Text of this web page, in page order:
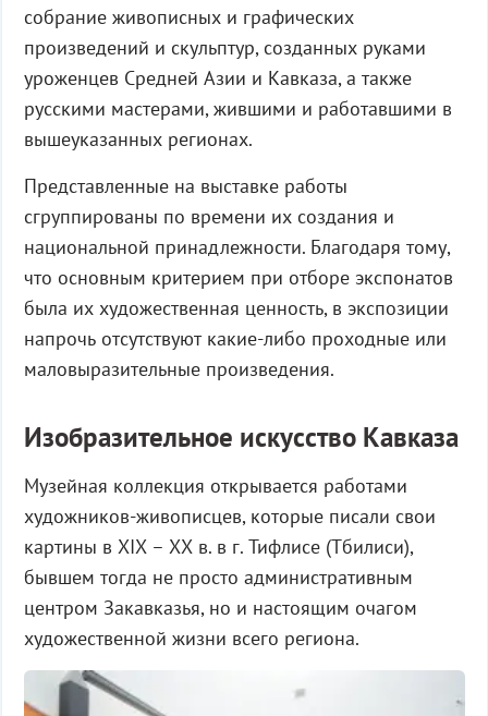
собрание живописных и графических
произведений и скульптур, созданных руками
уроженцев Средней Азии и Кавказа, а также
русскими мастерами, жившими и работавшими в
вышеуказанных регионах.
Представленные на выставке работы
сгруппированы по времени их создания и
национальной принадлежности. Благодаря тому,
что основным критерием при отборе экспонатов
была их художественная ценность, в экспозиции
напрочь отсутствуют какие-либо проходные или
маловыразительные произведения.
Изобразительное искусство Кавказа
Музейная коллекция открывается работами
художников-живописцев, которые писали свои
картины в ХIХ – ХХ в. в г. Тифлисе (Тбилиси),
бывшем тогда не просто административным
центром Закавказья, но и настоящим очагом
художественной жизни всего региона.